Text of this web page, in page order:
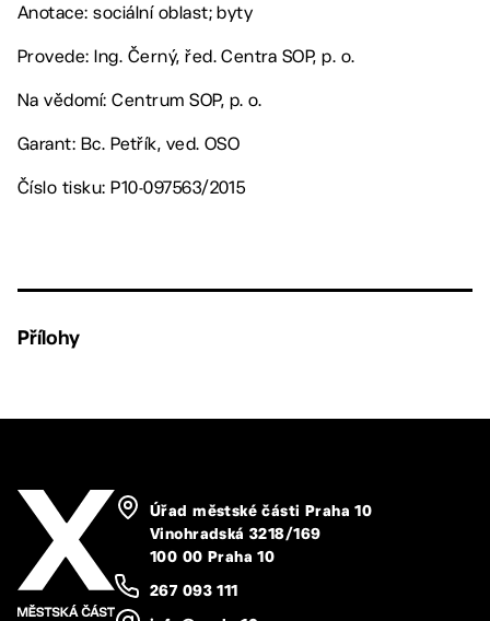
Anotace: sociální oblast; byty
Provede: Ing. Černý, řed. Centra SOP, p. o.
Na vědomí: Centrum SOP, p. o.
Garant: Bc. Petřík, ved. OSO
Číslo tisku: P10-097563/2015
Přílohy
Úřad městské části Praha 10
Vinohradská 3218/169
100 00 Praha 10
267 093 111